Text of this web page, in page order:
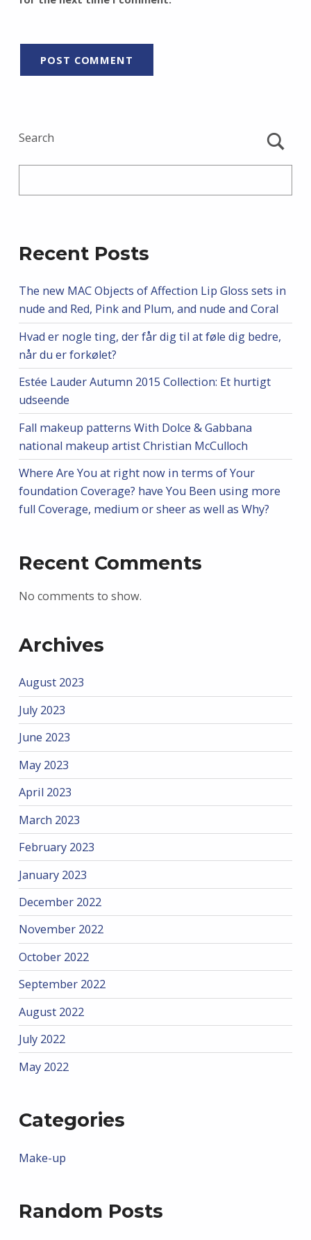
Search
Recent Posts
The new MAC Objects of Affection Lip Gloss sets in
nude and Red, Pink and Plum, and nude and Coral
Hvad er nogle ting, der får dig til at føle dig bedre,
når du er forkølet?
Estée Lauder Autumn 2015 Collection: Et hurtigt
udseende
Fall makeup patterns With Dolce & Gabbana
national makeup artist Christian McCulloch
Where Are You at right now in terms of Your
foundation Coverage? have You Been using more
full Coverage, medium or sheer as well as Why?
Recent Comments
No comments to show.
Archives
August 2023
July 2023
June 2023
May 2023
April 2023
March 2023
February 2023
January 2023
December 2022
November 2022
October 2022
September 2022
August 2022
July 2022
May 2022
Categories
Make-up
Random Posts